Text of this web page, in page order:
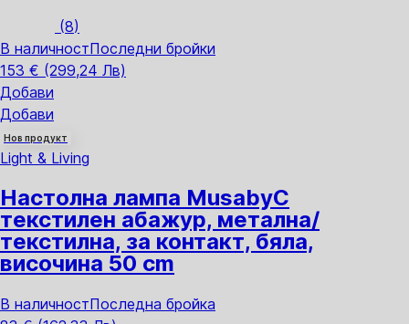
(8)
В наличностПоследни бройки
153 € (299,24 Лв)
Добави
Добави
Нов продукт
Light & Living
Настолна лампа MusabyС
текстилен абажур, метална/
текстилна, за контакт, бяла,
височина 50 cm
В наличностПоследна бройка